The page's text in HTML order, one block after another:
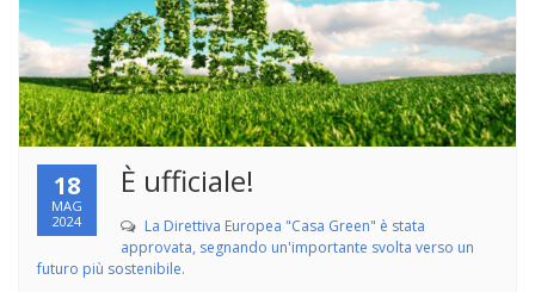
18
MAG
2024
È ufficiale!
La Direttiva Europea "Casa Green" è stata
approvata, segnando un'importante svolta verso un
futuro più sostenibile.